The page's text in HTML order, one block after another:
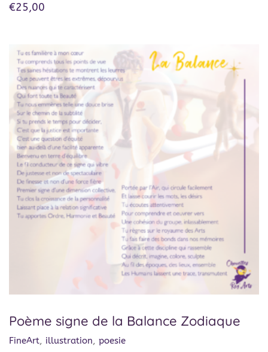
€25,00
Poème signe de la Balance Zodiaque
FineArt, illustration, poesie